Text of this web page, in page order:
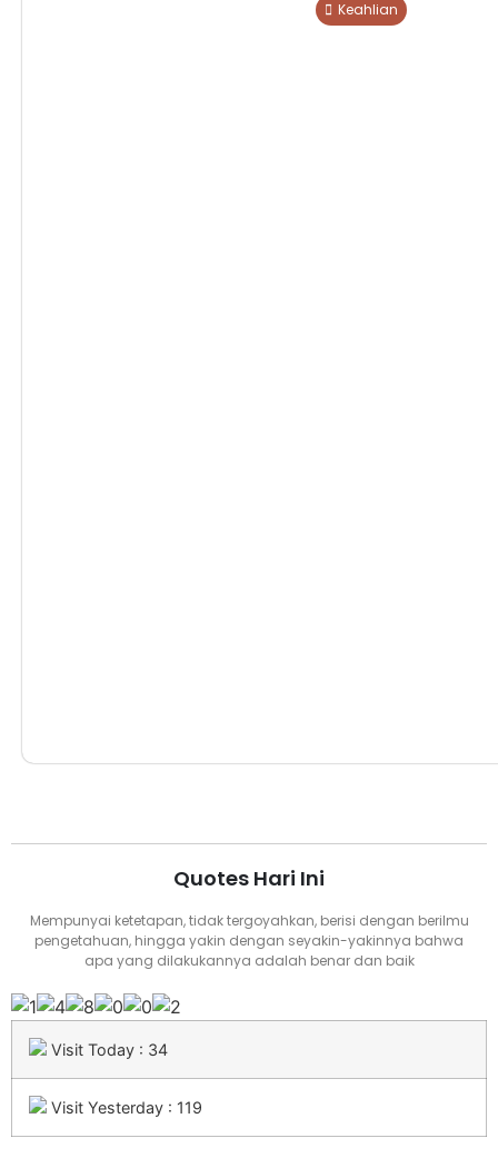
Keahlian
Quotes Hari Ini
Mempunyai ketetapan, tidak tergoyahkan, berisi dengan berilmu
pengetahuan, hingga yakin dengan seyakin-yakinnya bahwa
apa yang dilakukannya adalah benar dan baik
Visit Today : 34
Visit Yesterday : 119